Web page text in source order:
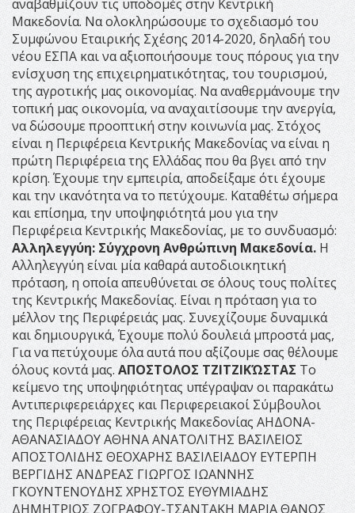
αναβαθμίζουν τις υποδομές στην Κεντρική
Μακεδονία. Να ολοκληρώσουμε το σχεδιασμό του
Συμφώνου Εταιρικής Σχέσης 2014-2020, δηλαδή του
νέου ΕΣΠΑ και να αξιοποιήσουμε τους πόρους για την
ενίσχυση της επιχειρηματικότητας, του τουρισμού,
της αγροτικής μας οικονομίας. Να αναθερμάνουμε την
τοπική μας οικονομία, να αναχαιτίσουμε την ανεργία,
να δώσουμε προοπτική στην κοινωνία μας. Στόχος
είναι η Περιφέρεια Κεντρικής Μακεδονίας να είναι η
πρώτη Περιφέρεια της Ελλάδας που θα βγει από την
κρίση. Έχουμε την εμπειρία, αποδείξαμε ότι έχουμε
και την ικανότητα να το πετύχουμε. Καταθέτω σήμερα
και επίσημα, την υποψηφιότητά μου για την
Περιφέρεια Κεντρικής Μακεδονίας, με το συνδυασμό:
Αλληλεγγύη: Σύγχρονη Ανθρώπινη Μακεδονία.Η
Αλληλεγγύη είναι μία καθαρά αυτοδιοικητική
πρόταση, η οποία απευθύνεται σε όλους τους πολίτες
της Κεντρικής Μακεδονίας. Είναι η πρόταση για το
μέλλον της Περιφέρειάς μας. Συνεχίζουμε δυναμικά
και δημιουργικά, Έχουμε πολύ δουλειά μπροστά μας,
Για να πετύχουμε όλα αυτά που αξίζουμε σας θέλουμε
όλους κοντά μας.ΑΠΟΣΤΟΛΟΣ ΤΖΙΤΖΙΚΏΣΤΑΣ Το
κείμενο της υποψηφιότητας υπέγραψαν οι παρακάτω
Αντιπεριφερειάρχες και Περιφερειακοί Σύμβουλοι
της Περιφέρειας Κεντρικής Μακεδονίας ΑΗΔΟΝΑ-
ΑΘΑΝΑΣΙΑΔΟΥ ΑΘΗΝΑ ΑΝΑΤΟΛΙΤΗΣ ΒΑΣΙΛΕΙΟΣ
ΑΠΟΣΤΟΛΙΔΗΣ ΘΕΟΧΑΡΗΣ ΒΑΣΙΛΕΙΑΔΟΥ ΕΥΤΕΡΠΗ
ΒΕΡΓΙΔΗΣ ΑΝΔΡΕΑΣ ΓΙΩΡΓΟΣ ΙΩΑΝΝΗΣ
ΓΚΟΥΝΤΕΝΟΥΔΗΣ ΧΡΗΣΤΟΣ ΕΥΘΥΜΙΑΔΗΣ
ΔΗΜΗΤΡΙΟΣ ΖΩΓΡΑΦΟΥ-ΤΣΑΝΤΑΚΗ ΜΑΡΙΑ ΘΑΝΟΣ